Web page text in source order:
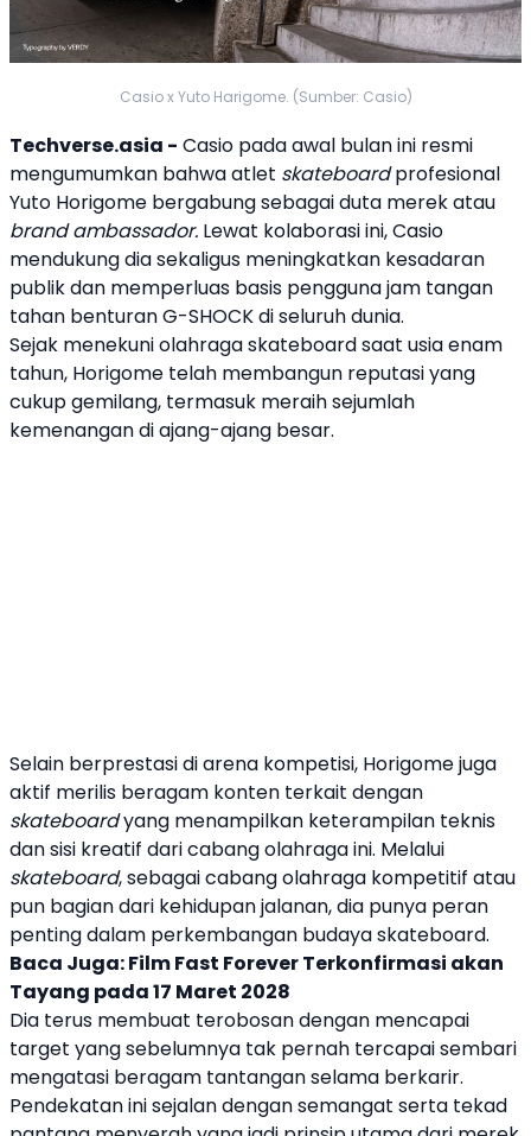
Casio x Yuto Harigome. (Sumber: Casio)
Techverse.asia - Casio pada awal bulan ini resmi
mengumumkan bahwa atlet skateboardprofesional
Yuto Horigome bergabung sebagaiduta merekatau
brand ambassador. Lewat kolaborasi ini,Casio
mendukung dia sekaligus meningkatkan kesadaran
publik dan memperluas basis penggunajam tangan
tahan benturan G-SHOCK di seluruh dunia.
Sejak menekuni olahragaskateboardsaat usia enam
tahun, Horigome telah membangun reputasi yang
cukup gemilang, termasuk meraih sejumlah
kemenangan di ajang-ajang besar.
Selain berprestasi di arena kompetisi, Horigome juga
aktif merilis beragam konten terkait dengan
skateboardyang menampilkan keterampilan teknis
dan sisi kreatif dari cabang olahraga ini. Melalui
skateboard, sebagai cabang olahraga kompetitif atau
pun bagian dari kehidupan jalanan, dia punya peran
penting dalam perkembangan budayaskateboard.
Baca Juga:Film Fast Forever Terkonfirmasi akan
Tayang pada 17 Maret 2028
Dia terus membuat terobosan dengan mencapai
target yang sebelumnya tak pernah tercapai sembari
mengatasi beragam tantangan selama berkarir.
Pendekatan ini sejalan dengan semangat serta tekad